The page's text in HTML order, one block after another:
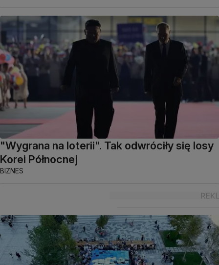
"Wygrana na loterii". Tak odwróciły się losy
Korei Północnej
BIZNES